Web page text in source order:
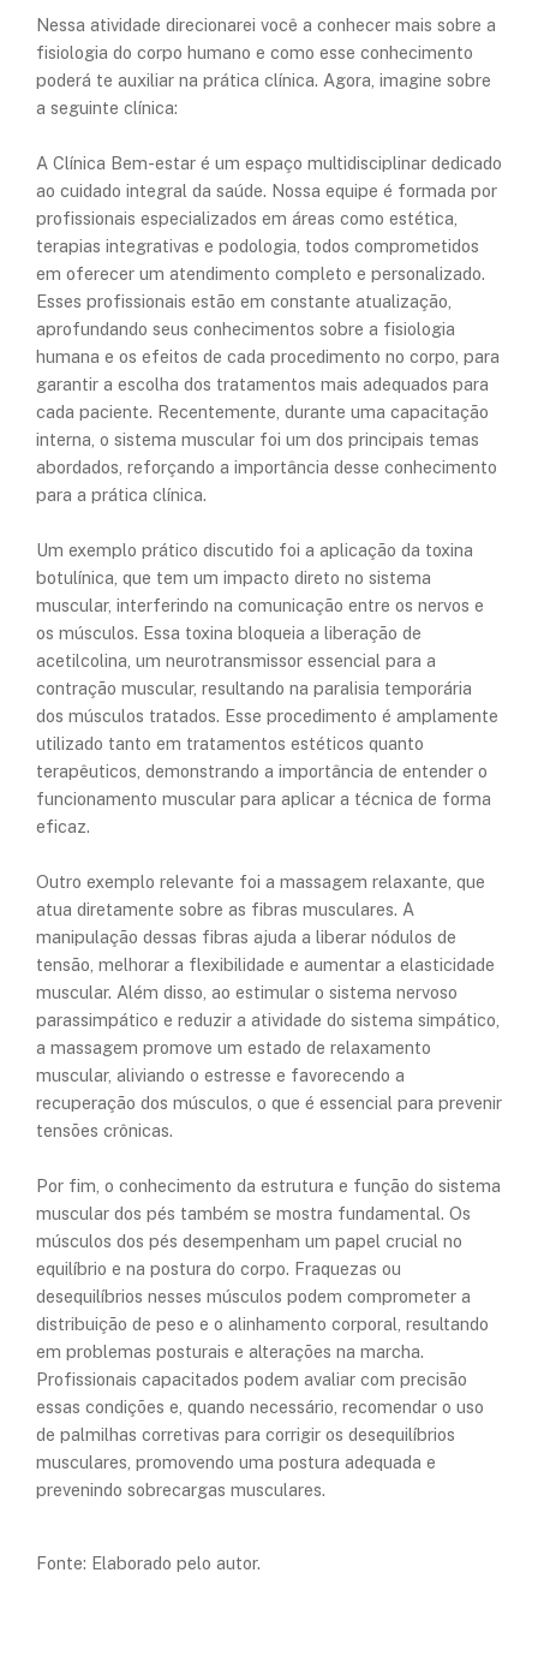
Nessa atividade direcionarei você a conhecer mais sobre a
fisiologia do corpo humano e como esse conhecimento
poderá te auxiliar na prática clínica. Agora, imagine sobre
a seguinte clínica:
A Clínica Bem-estar é um espaço multidisciplinar dedicado
ao cuidado integral da saúde. Nossa equipe é formada por
profissionais especializados em áreas como estética,
terapias integrativas e podologia, todos comprometidos
em oferecer um atendimento completo e personalizado.
Esses profissionais estão em constante atualização,
aprofundando seus conhecimentos sobre a fisiologia
humana e os efeitos de cada procedimento no corpo, para
garantir a escolha dos tratamentos mais adequados para
cada paciente. Recentemente, durante uma capacitação
interna, o sistema muscular foi um dos principais temas
abordados, reforçando a importância desse conhecimento
para a prática clínica.
Um exemplo prático discutido foi a aplicação da toxina
botulínica, que tem um impacto direto no sistema
muscular, interferindo na comunicação entre os nervos e
os músculos. Essa toxina bloqueia a liberação de
acetilcolina, um neurotransmissor essencial para a
contração muscular, resultando na paralisia temporária
dos músculos tratados. Esse procedimento é amplamente
utilizado tanto em tratamentos estéticos quanto
terapêuticos, demonstrando a importância de entender o
funcionamento muscular para aplicar a técnica de forma
eficaz.
Outro exemplo relevante foi a massagem relaxante, que
atua diretamente sobre as fibras musculares. A
manipulação dessas fibras ajuda a liberar nódulos de
tensão, melhorar a flexibilidade e aumentar a elasticidade
muscular. Além disso, ao estimular o sistema nervoso
parassimpático e reduzir a atividade do sistema simpático,
a massagem promove um estado de relaxamento
muscular, aliviando o estresse e favorecendo a
recuperação dos músculos, o que é essencial para prevenir
tensões crônicas.
Por fim, o conhecimento da estrutura e função do sistema
muscular dos pés também se mostra fundamental. Os
músculos dos pés desempenham um papel crucial no
equilíbrio e na postura do corpo. Fraquezas ou
desequilíbrios nesses músculos podem comprometer a
distribuição de peso e o alinhamento corporal, resultando
em problemas posturais e alterações na marcha.
Profissionais capacitados podem avaliar com precisão
essas condições e, quando necessário, recomendar o uso
de palmilhas corretivas para corrigir os desequilíbrios
musculares, promovendo uma postura adequada e
prevenindo sobrecargas musculares.
Fonte: Elaborado pelo autor.